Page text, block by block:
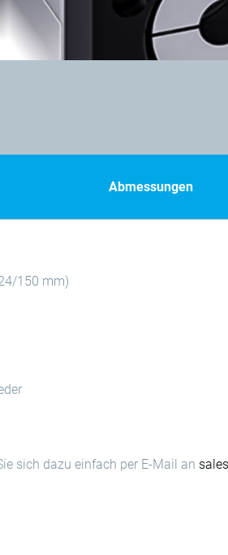
Abmessungen
150 mm)
sich dazu einfach per E-Mail an